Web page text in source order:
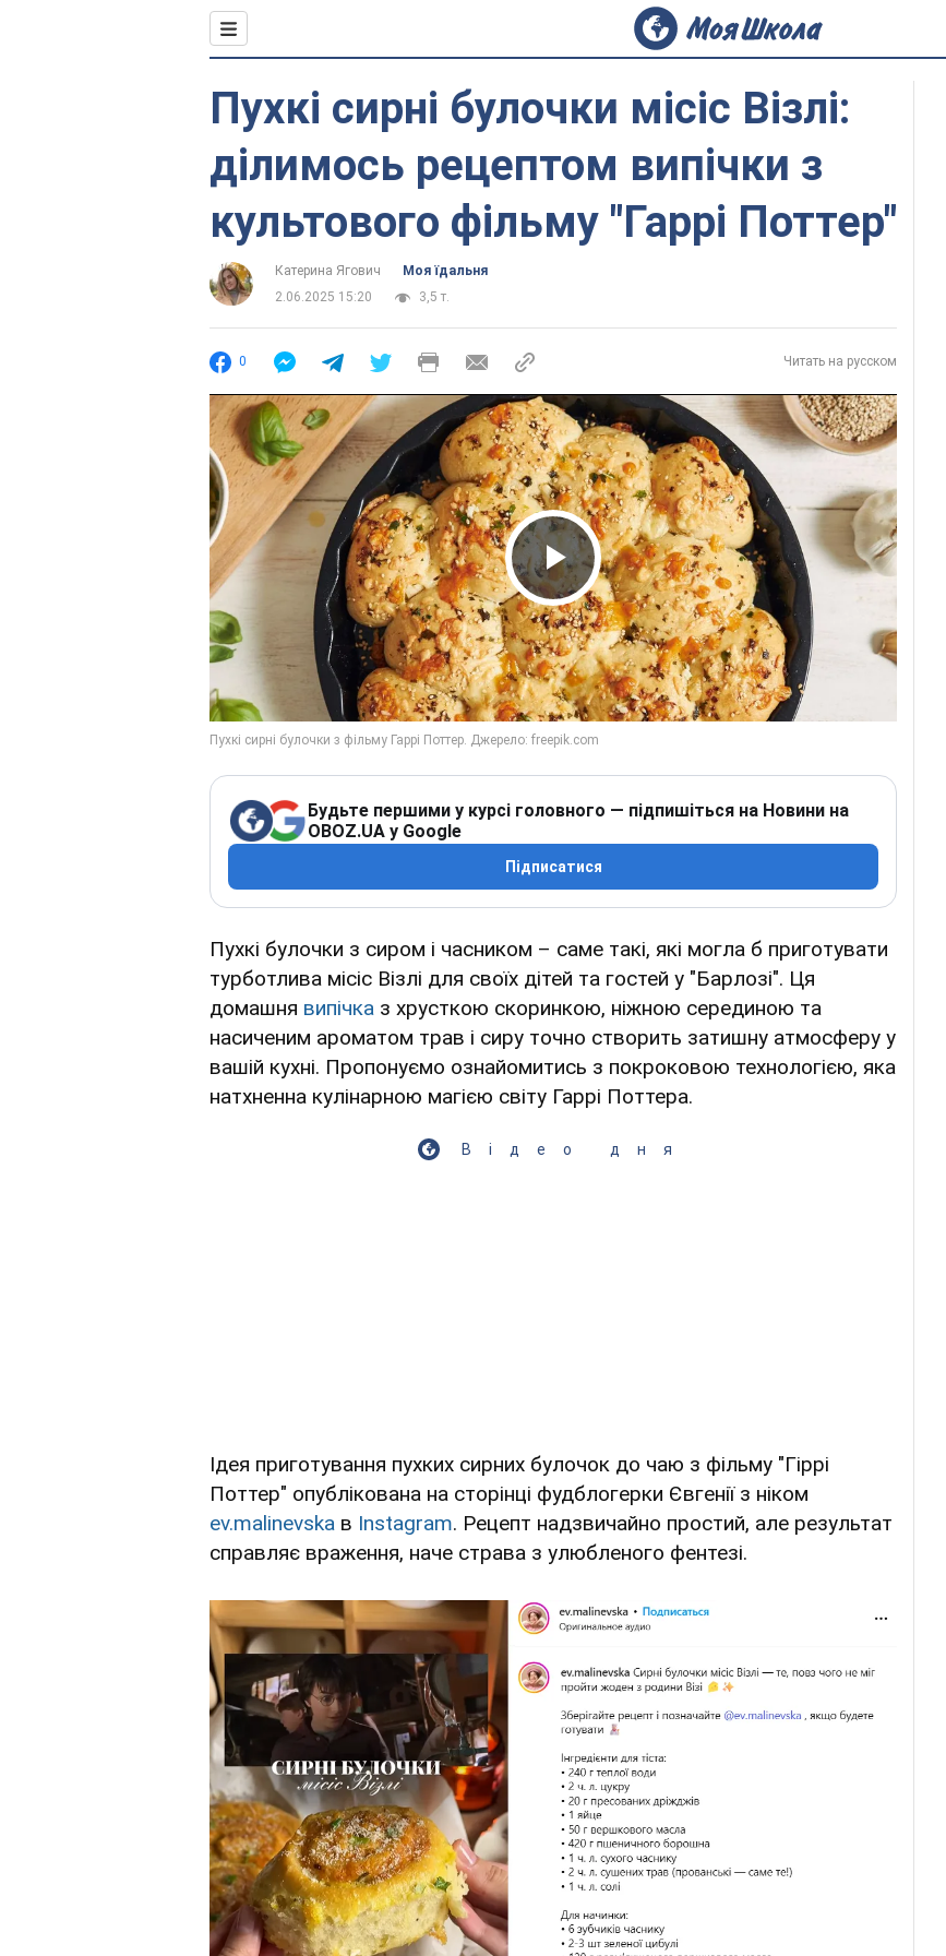
Пухкі сирні булочки місіс Візлі:
ділимось рецептом випічки з
культового фільму "Гаррі Поттер"
Катерина Ягович
Моя їдальня
2.06.2025 15:20
3,5 т.
0 Читать на русском
Play Video
Будьте першими у курсі головного — підпишіться на Новини на
OBOZ.UA у Google
Підписатися
Пухкі булочки з сиром і часником – саме такі, які могла б приготувати
турботлива місіс Візлі для своїх дітей та гостей у "Барлозі". Ця
домашня випічка з хрусткою скоринкою, ніжною серединою та
насиченим ароматом трав і сиру точно створить затишну атмосферу у
вашій кухні. Пропонуємо ознайомитись з покроковою технологією, яка
натхненна кулінарною магією світу Гаррі Поттера.
Відео дня
Ідея приготування пухких сирних булочок до чаю з фільму "Гіррі
Поттер" опублікована на сторінці фудблогерки Євгенії з ніком
ev.malinevska в Instagram. Рецепт надзвичайно простий, але результат
справляє враження, наче страва з улюбленого фентезі.